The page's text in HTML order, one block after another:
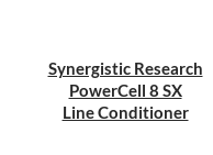
Synergistic Research
PowerCell 8 SX
Line Conditioner